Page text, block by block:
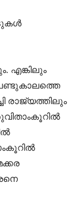
എങ്കിലും
രാജ്യത്തിലും